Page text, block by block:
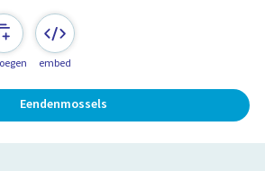
embed
Eendenmossels